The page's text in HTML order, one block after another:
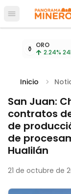
Abrir menú
⚱️ ORO
2.24%
Inicio
San Juan:
contratos
de
de
Hualilán
21 de octubre de